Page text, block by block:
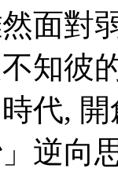
面對
知彼
代,
逆向